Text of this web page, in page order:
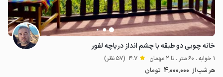
خانه چوبی دو طبقه با چشم انداز دریاچه لفور
1 خوابه . 60 متر . تا 2 مهمان 4.7 (57 نظر)
هر شب از 4٬000٬000 تومان